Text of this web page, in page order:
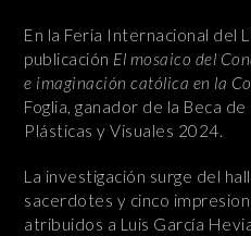
En la Feria Internacional del
publicación El mosaico del
e imaginación católica en la
Foglia, ganador de la Beca
Plásticas y Visuales 2024.
La investigación surge del
sacerdotes y cinco
atribuidos a Luis García